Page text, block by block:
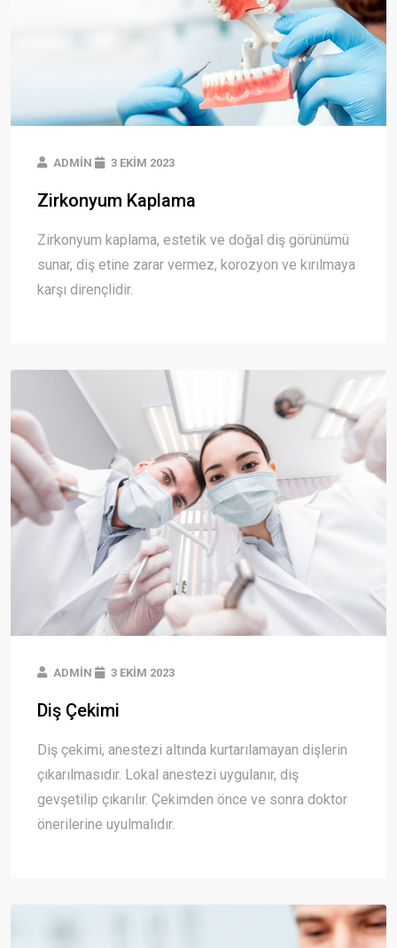
ADMIN 3 EKIM 2023
Zirkonyum Kaplama
Zirkonyum kaplama, estetik ve doğal diş görünümü
sunar, diş etine zarar vermez, korozyon ve kırılmaya
karşı dirençlidir.
ADMIN 3 EKIM 2023
Diş Çekimi
Diş çekimi, anestezi altında kurtarılamayan dişlerin
çıkarılmasıdır. Lokal anestezi uygulanır, diş
gevşetilip çıkarılır. Çekimden önce ve sonra doktor
önerilerine uyulmalıdır.